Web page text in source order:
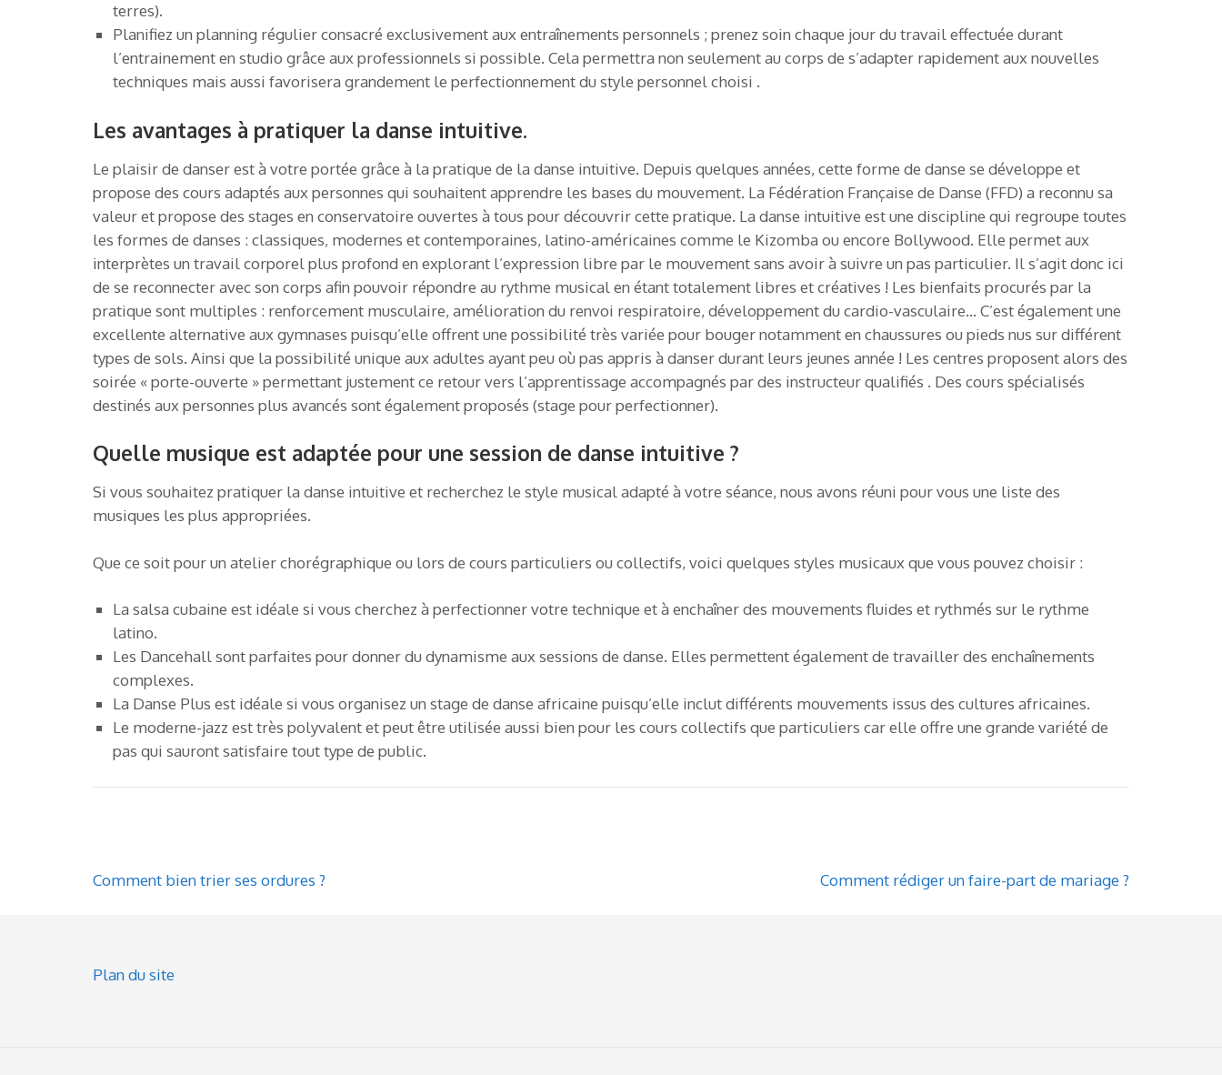
terres).
Planifiez un planning régulier consacré exclusivement aux entraînements personnels ; prenez soin chaque jour du travail effectuée durant
l’entrainement en studio grâce aux professionnels si possible. Cela permettra non seulement au corps de s’adapter rapidement aux nouvelles
techniques mais aussi favorisera grandement le perfectionnement du style personnel choisi .
Les avantages à pratiquer la danse intuitive.
Le plaisir de danser est à votre portée grâce à la pratique de la danse intuitive. Depuis quelques années, cette forme de danse se développe et
propose des cours adaptés aux personnes qui souhaitent apprendre les bases du mouvement. La Fédération Française de Danse (FFD) a reconnu sa
valeur et propose des stages en conservatoire ouvertes à tous pour découvrir cette pratique. La danse intuitive est une discipline qui regroupe toutes
les formes de danses : classiques, modernes et contemporaines, latino-américaines comme le Kizomba ou encore Bollywood. Elle permet aux
interprètes un travail corporel plus profond en explorant l’expression libre par le mouvement sans avoir à suivre un pas particulier. Il s’agit donc ici
de se reconnecter avec son corps afin pouvoir répondre au rythme musical en étant totalement libres et créatives ! Les bienfaits procurés par la
pratique sont multiples : renforcement musculaire, amélioration du renvoi respiratoire, développement du cardio-vasculaire… C’est également une
excellente alternative aux gymnases puisqu’elle offrent une possibilité très variée pour bouger notamment en chaussures ou pieds nus sur différent
types de sols. Ainsi que la possibilité unique aux adultes ayant peu où pas appris à danser durant leurs jeunes année ! Les centres proposent alors des
soirée « porte-ouverte » permettant justement ce retour vers l’apprentissage accompagnés par des instructeur qualifiés . Des cours spécialisés
destinés aux personnes plus avancés sont également proposés (stage pour perfectionner).
Quelle musique est adaptée pour une session de danse intuitive ?
Si vous souhaitez pratiquer la danse intuitive et recherchez le style musical adapté à votre séance, nous avons réuni pour vous une liste des
musiques les plus appropriées.
Que ce soit pour un atelier chorégraphique ou lors de cours particuliers ou collectifs, voici quelques styles musicaux que vous pouvez choisir :
La salsa cubaine est idéale si vous cherchez à perfectionner votre technique et à enchaîner des mouvements fluides et rythmés sur le rythme
latino.
Les Dancehall sont parfaites pour donner du dynamisme aux sessions de danse. Elles permettent également de travailler des enchaînements
complexes.
La Danse Plus est idéale si vous organisez un stage de danse africaine puisqu’elle inclut différents mouvements issus des cultures africaines.
Le moderne-jazz est très polyvalent et peut être utilisée aussi bien pour les cours collectifs que particuliers car elle offre une grande variété de
pas qui sauront satisfaire tout type de public.
Post
Comment bien trier ses ordures ? Comment rédiger un faire-part de mariage ?
Plan du site